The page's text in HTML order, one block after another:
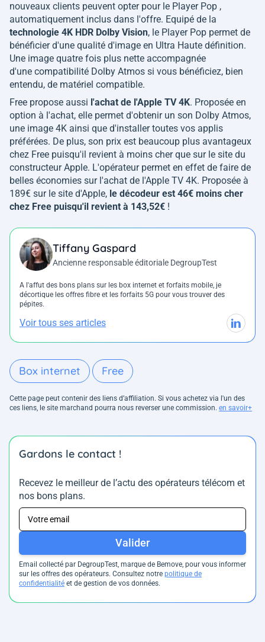
nouveaux clients peuvent opter pour le Player Pop ,
automatiquement inclus dans l'offre. Equipé de la
technologie 4K HDR Dolby Vision, le Player Pop permet de
bénéficier d'une qualité d'image en Ultra Haute définition.
Une image quatre fois plus nette accompagnée
d'une compatibilité Dolby Atmos si vous bénéficiez, bien
entendu, de matériel compatible.
Free propose aussi l'achat de l'Apple TV 4K. Proposée en
option à l'achat, elle permet d'obtenir un son Dolby Atmos,
une image 4K ainsi que d'installer toutes vos applis
préférées. De plus, son prix est beaucoup plus avantageux
chez Free puisqu'il revient à moins cher que sur le site du
constructeur Apple. L'opérateur permet en effet de faire de
belles économies sur l'achat de l'Apple TV 4K. Proposée à
189€ sur le site d'Apple, le décodeur est 46€ moins cher
chez Free puisqu'il revient à 143,52€ !
Tiffany Gaspard
Ancienne responsable éditoriale DegroupTest
A l'affut des bons plans sur les box internet et forfaits mobile, je
décortique les offres fibre et les forfaits 5G pour vous trouver des
pépites.
Voir tous ses articles
Box internet Free
Cette page peut contenir des liens d’affiliation. Si vous achetez via l'un des
ces liens, le site marchand pourra nous reverser une commission. en savoir+
Gardons le contact !
Recevez le meilleur de l’actu des opérateurs télécom et
nos bons plans.
Valider
Email collecté par DegroupTest, marque de Bemove, pour vous informer
sur les offres des opérateurs. Consultez notre politique de
confidentialité et de gestion de vos données.